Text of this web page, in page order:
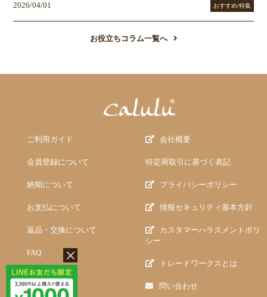
2026/04/01 おすすめ/特集
お役立ちコラム一覧へ
ご利用ガイド
会員登録について
納期について
お支払について
返品・交換について
FAQ
会社概要
特定商取引に基づく表記
プライバシーポリシー
情報セキュリティ基本方針
カスタマーハラスメントポリ
シー
トレードワークスとは
問い合わせ